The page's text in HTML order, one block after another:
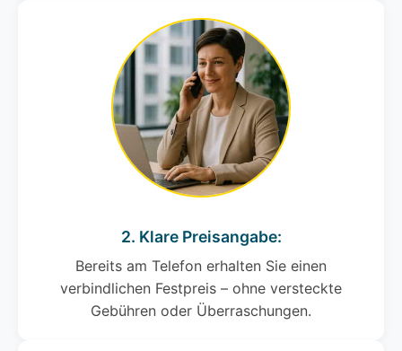
2. Klare Preisangabe:
Bereits am Telefon erhalten Sie einen
verbindlichen Festpreis – ohne versteckte
Gebühren oder Überraschungen.